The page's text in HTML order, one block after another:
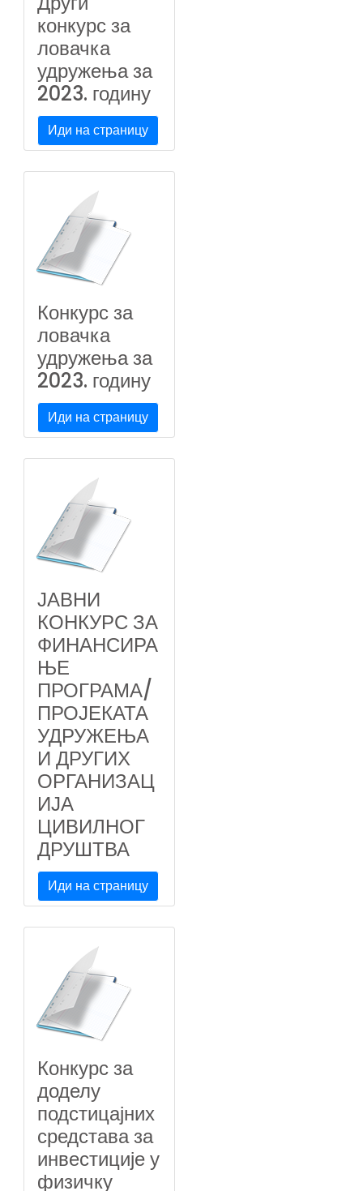
конкурс за
ловачка
удружења за
2023. годину
Иди на страницу
Конкурс за
ловачка
удружења за
2023. годину
Иди на страницу
ЈАВНИ
КОНКУРС ЗА
ФИНАНСИРА
ЊЕ
ПРОГРАМА/
ПРОЈЕКАТА
УДРУЖЕЊА
И ДРУГИХ
ОРГАНИЗАЦ
ИЈА
ЦИВИЛНОГ
ДРУШТВА
Иди на страницу
Конкурс за
доделу
подстицајних
средстава за
инвестиције у
физичку